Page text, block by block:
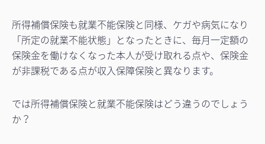
所得補償保険も就業不能保険と同様、ケガや病気になり
「所定の就業不能状態」となったときに、毎月一定額の
保険金を働けなくなった本人が受け取れる点や、保険金
が非課税である点が収入保障保険と異なります。
では所得補償保険と就業不能保険はどう違うのでしょう
か？